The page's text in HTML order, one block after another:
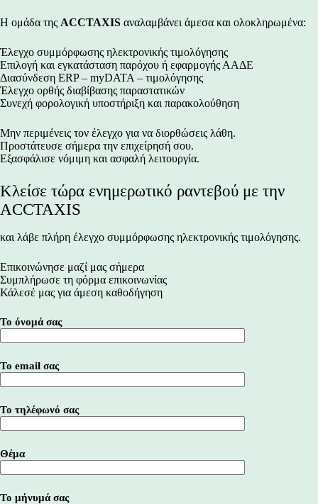
Η ομάδα της ACCTAXIS αναλαμβάνει άμεσα και ολοκληρωμένα:
Έλεγχο συμμόρφωσης ηλεκτρονικής τιμολόγησης
Επιλογή και εγκατάσταση παρόχου ή εφαρμογής ΑΑΔΕ
Διασύνδεση ERP – myDATA – τιμολόγησης
Έλεγχο ορθής διαβίβασης παραστατικών
Συνεχή φορολογική υποστήριξη και παρακολούθηση
Μην περιμένεις τον έλεγχο για να διορθώσεις λάθη.
Προστάτευσε σήμερα την επιχείρησή σου.
Εξασφάλισε νόμιμη και ασφαλή λειτουργία.
Κλείσε τώρα ενημερωτικό ραντεβού με την
ACCTAXIS
και λάβε πλήρη έλεγχο συμμόρφωσης ηλεκτρονικής τιμολόγησης.
Επικοινώνησε μαζί μας σήμερα
Συμπλήρωσε τη φόρμα επικοινωνίας
Κάλεσέ μας για άμεση καθοδήγηση
Το όνομά σας
Το email σας
Το τηλέφωνό σας
Θέμα
Το μήνυμά σας